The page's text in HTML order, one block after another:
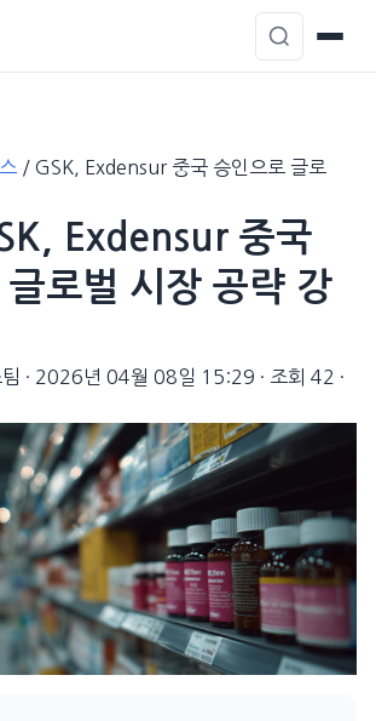
/ GSK, Exdensur 중국 승인으로 글로
Exdensur 중국
글로벌 시장 공략 강
· 2026년 04월 08일 15:29 · 조회 42 ·